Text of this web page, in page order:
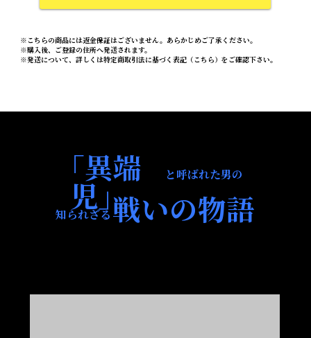
※こちらの商品には返金保証はございません。あらかじめご了承ください。
※購入後、ご登録の住所へ発送されます。
※発送について、詳しくは特定商取引法に基づく表記（ こちら）をご確認下さい。
「異端
児」
と呼ばれた男の
戦いの物語
知られざる